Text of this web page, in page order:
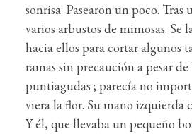
sonrisa. Pasearon un poco. Tras
varios arbustos de mimosas. Se
hacia ellos para cortar algunos
ramas sin precaución a pesar de
puntiagudas ; parecía no
viera la flor. Su mano izquierda
Y él, que llevaba un pequeño